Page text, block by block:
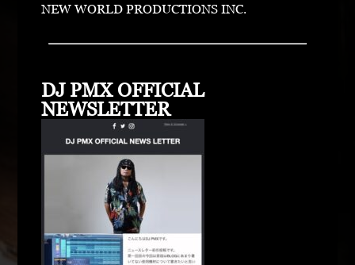
NEW WORLD PRODUCTIONS INC.
DJ PMX OFFICIAL
NEWSLETTER